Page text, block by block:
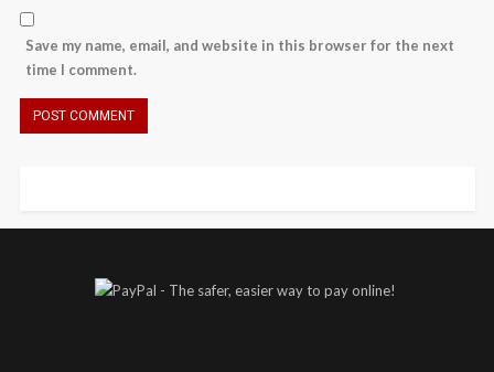
Save my name, email, and website in this browser for the next
time I comment.